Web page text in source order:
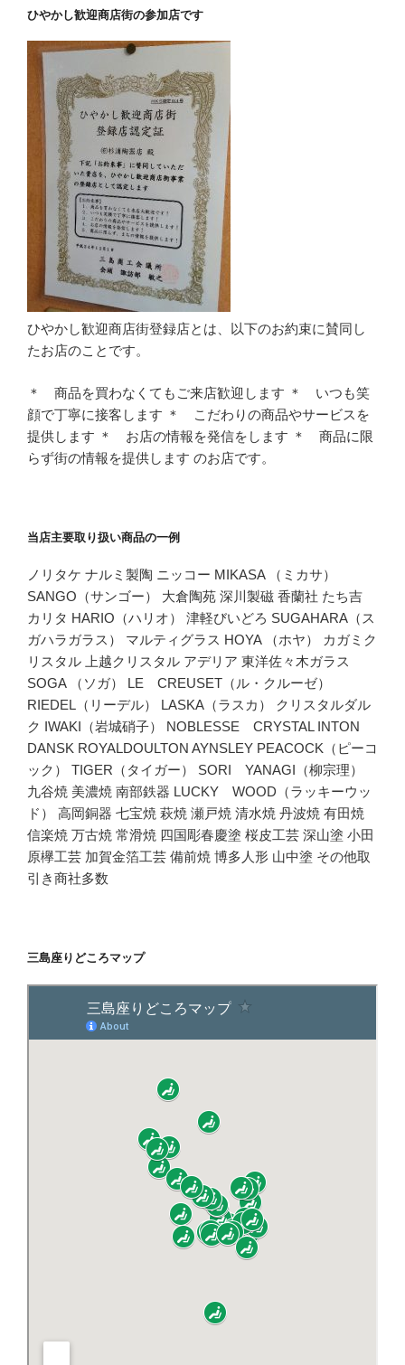
ひやかし歓迎商店街の参加店です
ひやかし歓迎商店街登録店とは、以下のお約束に賛同し
たお店のことです。
＊ 商品を買わなくてもご来店歓迎します ＊ いつも笑
顔で丁寧に接客します ＊ こだわりの商品やサービスを
提供します ＊ お店の情報を発信をします ＊ 商品に限
らず街の情報を提供します のお店です。
当店主要取り扱い商品の一例
ノリタケ ナルミ製陶 ニッコー MIKASA （ミカサ）
SANGO（サンゴー） 大倉陶苑 深川製磁 香蘭社 たち吉
カリタ HARIO（ハリオ） 津軽びいどろ SUGAHARA（ス
ガハラガラス） マルティグラス HOYA （ホヤ） カガミク
リスタル 上越クリスタル アデリア 東洋佐々木ガラス
SOGA （ソガ） LE CREUSET（ル・クルーゼ）
RIEDEL（リーデル） LASKA（ラスカ） クリスタルダル
ク IWAKI（岩城硝子） NOBLESSE CRYSTAL INTON
DANSK ROYALDOULTON AYNSLEY PEACOCK（ピーコ
ック） TIGER（タイガー） SORI YANAGI（柳宗理）
九谷焼 美濃焼 南部鉄器 LUCKY WOOD（ラッキーウッ
ド） 高岡銅器 七宝焼 萩焼 瀬戸焼 清水焼 丹波焼 有田焼
信楽焼 万古焼 常滑焼 四国彫春慶塗 桜皮工芸 深山塗 小田
原欅工芸 加賀金箔工芸 備前焼 博多人形 山中塗 その他取
引き商社多数
三島座りどころマップ